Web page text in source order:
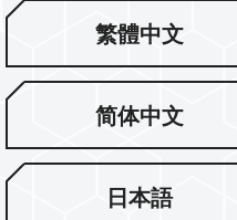
野的「铨」新
PRO+ 存储卡提供符
高速的随机读写和优越的
繁體中文
简体中文
日本語